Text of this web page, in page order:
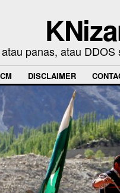
panas, atau
DISCLAIMER